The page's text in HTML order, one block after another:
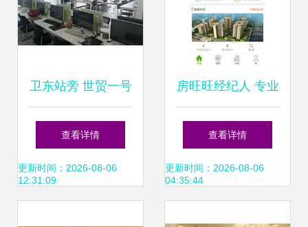
卫东站旁 世贸一号
精装全配 即刻拎包
入住
查看详情
更新时间：2026-08-06
12:31:09
房旺旺经纪人 专业
房地产经纪服务的
卓越引领者
查看详情
更新时间：2026-08-06
04:35:44